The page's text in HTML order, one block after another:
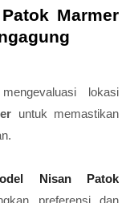
Marmer
lokasi
untuk memastikan
Nisan Patok
preferensi dan